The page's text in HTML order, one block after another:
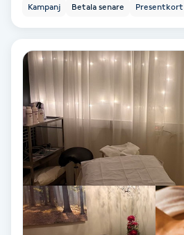
Hypnos
Hårborttagning
Hårbottenbehandling
Hårförlängning
Hårvård
Kampanj Betala senare Presentkort